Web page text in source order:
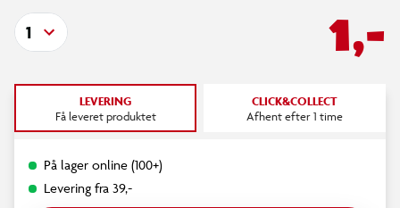
1,-
1
LEVERING
Få leveret produktet
CLICK&COLLECT
Afhent efter 1 time
På lager online (100+)
Levering fra 39,-